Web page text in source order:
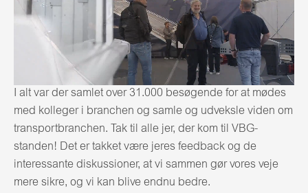
I alt var der samlet over 31.000 besøgende for at mødes
med kolleger i branchen og samle og udveksle viden om
transportbranchen. Tak til alle jer, der kom til VBG-
standen! Det er takket være jeres feedback og de
interessante diskussioner, at vi sammen gør vores veje
mere sikre, og vi kan blive endnu bedre.